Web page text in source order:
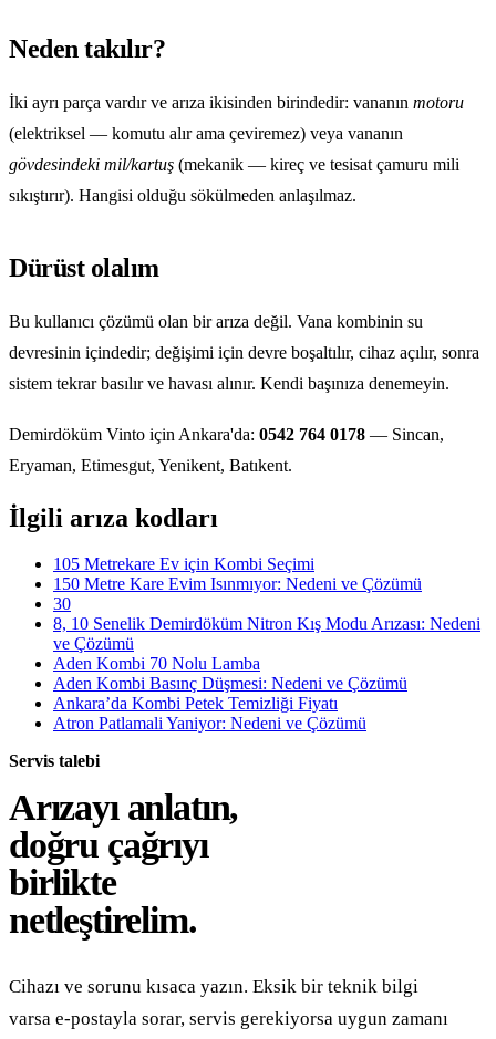
Neden takılır?
İki ayrı parça vardır ve arıza ikisinden birindedir: vananın motoru
(elektriksel — komutu alır ama çeviremez) veya vananın
gövdesindeki mil/kartuş (mekanik — kireç ve tesisat çamuru mili
sıkıştırır). Hangisi olduğu sökülmeden anlaşılmaz.
Dürüst olalım
Bu kullanıcı çözümü olan bir arıza değil. Vana kombinin su
devresinin içindedir; değişimi için devre boşaltılır, cihaz açılır, sonra
sistem tekrar basılır ve havası alınır. Kendi başınıza denemeyin.
Demirdöküm Vinto için Ankara'da: 0542 764 0178 — Sincan,
Eryaman, Etimesgut, Yenikent, Batıkent.
İlgili arıza kodları
105 Metrekare Ev için Kombi Seçimi
150 Metre Kare Evim Isınmıyor: Nedeni ve Çözümü
30
8, 10 Senelik Demirdöküm Nitron Kış Modu Arızası: Nedeni
ve Çözümü
Aden Kombi 70 Nolu Lamba
Aden Kombi Basınç Düşmesi: Nedeni ve Çözümü
Ankara’da Kombi Petek Temizliği Fiyatı
Atron Patlamali Yaniyor: Nedeni ve Çözümü
Servis talebi
Arızayı anlatın,
doğru çağrıyı
birlikte
netleştirelim.
Cihazı ve sorunu kısaca yazın. Eksik bir teknik bilgi
varsa e-postayla sorar, servis gerekiyorsa uygun zamanı